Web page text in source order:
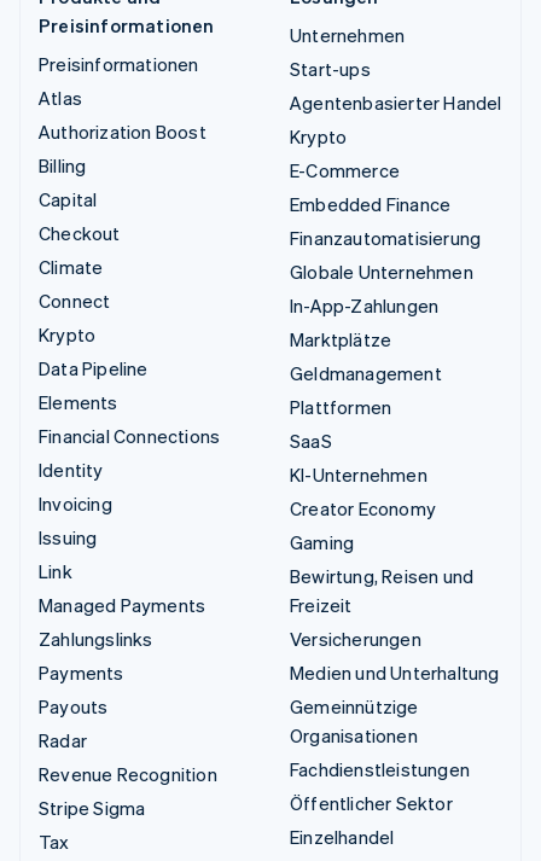
Preisinformationen
Preisinformationen
Atlas
Authorization Boost
Billing
Capital
Checkout
Climate
Connect
Krypto
Data Pipeline
Elements
Financial Connections
Identity
Invoicing
Issuing
Link
Managed Payments
Zahlungslinks
Payments
Payouts
Radar
Revenue Recognition
Stripe Sigma
Tax
Unternehmen
Start-ups
Agentenbasierter Handel
Krypto
E-Commerce
Embedded Finance
Finanzautomatisierung
Globale Unternehmen
In-App-Zahlungen
Marktplätze
Geldmanagement
Plattformen
SaaS
KI-Unternehmen
Creator Economy
Gaming
Bewirtung, Reisen und
Freizeit
Versicherungen
Medien und Unterhaltung
Gemeinnützige
Organisationen
Fachdienstleistungen
Öffentlicher Sektor
Einzelhandel